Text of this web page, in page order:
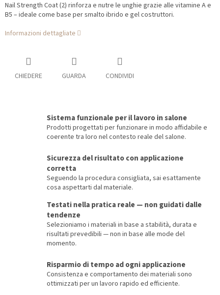
Nail Strength Coat (2) rinforza e nutre le unghie grazie alle vitamine A e
B5 – ideale come base per smalto ibrido e gel costruttori.
Informazioni dettagliate
CHIEDERE GUARDA CONDIVIDI
Sistema funzionale per il lavoro in salone
Prodotti progettati per funzionare in modo affidabile e
coerente tra loro nel contesto reale del salone.
Sicurezza del risultato con applicazione
corretta
Seguendo la procedura consigliata, sai esattamente
cosa aspettarti dal materiale.
Testati nella pratica reale — non guidati dalle
tendenze
Selezioniamo i materiali in base a stabilità, durata e
risultati prevedibili — non in base alle mode del
momento.
Risparmio di tempo ad ogni applicazione
Consistenza e comportamento dei materiali sono
ottimizzati per un lavoro rapido ed efficiente.